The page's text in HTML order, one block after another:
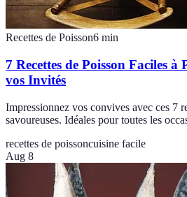
Recettes de Poisson6 min
7 Recettes de Poisson Faciles
vos Invités
Impressionnez vos convives avec ces 7
savoureuses. Idéales pour toutes les
recettes de poissoncuisine facile
Aug 8